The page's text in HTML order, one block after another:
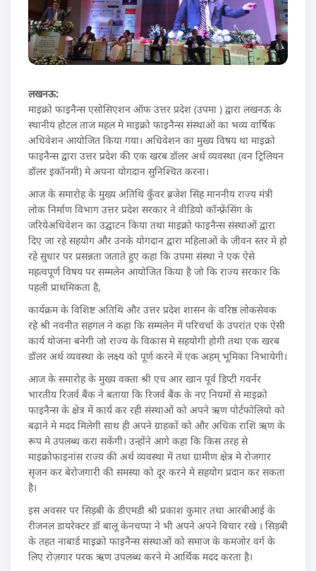
लखनऊ:
माइक्रो फाइनैन्स एसोसिएशन ऑफ उत्तर प्रदेश (उपमा ) द्वारा लखनऊ के
स्थानीय होटल ताज महल मे माइक्रो फाइनैन्स संस्थाओं का भव्य वार्षिक
अधिवेशन आयोजित किया गया। अधिवेशन का मुख्य विषय था माइक्रो
फाइनैन्स द्वारा उत्तर प्रदेश की एक खरब डॉलर अर्थ व्यवस्था (वन ट्रिलियन
डॉलर इकॉनमी) मे अपना योगदान सुनिश्चित करना।
आज के समारोह के मुख्य अतिथि कुँवर ब्रजेश सिंह माननीय राज्य मंत्री
लोक निर्माण विभाग उत्तर प्रदेश सरकार ने वीडियो कॉन्फ़्रेंसिंग के
जरियेअधिवेशन का उद्घाटन किया तथा माइक्रो फाइनैन्स संस्थाओं द्वारा
दिए जा रहे सहयोग और उनके योगदान द्वारा महिलाओं के जीवन स्तर मे हो
रहे सुधार पर प्रसन्नता जताते हुए कहा कि उपमा संस्था ने एक ऐसे
महत्वपूर्ण विषय पर सम्मलेन आयोजित किया है जो कि राज्य सरकार कि
पहली प्राथमिकता है,
कार्यक्रम के विशिष्ट अतिथि और उत्तर प्रदेश शासन के वरिष्ठ लोकसेवक
रहे श्री नवनीत सहगल ने कहा कि सम्मलेन में परिचर्चा के उपरांत एक ऐसी
कार्य योजना बनेगी जो राज्य के विकास मे सहयोगी होगी तथा एक खरब
डॉलर अर्थ व्यवस्था के लक्ष्य को पूर्ण करने में एक अहम् भूमिका निभायेगी।
आज के समारोह के मुख्य वक्ता श्री एच आर खान पूर्व डिप्टी गवर्नर
भारतीय रिजर्व बैंक ने बताया कि रिजर्व बैंक के नए नियमों से माइक्रो
फाइनैन्स के क्षेत्र में कार्य कर रही संस्थाओं को अपने ऋण पोर्टफोलियो को
बढ़ाने मे मदद मिलेगी साथ ही अपने ग्राहकों को और अधिक राशि ऋण के
रूप मे उपलब्ध करा सकेंगी। उन्होंने आगे कहा कि किस तरह से
माइक्रोफाइनांस राज्य की अर्थ व्यवस्था में तथा ग्रामीण क्षेत्र मे रोजगार
सृजन कर बेरोजगारी की समस्या को दूर करने मे सहयोग प्रदान कर सकता
है।
इस अवसर पर सिड़बी के डीएमडी श्री प्रकाश कुमार तथा आरबीआई के
रीजनल डायरेक्टर डॉ बालू केनचप्पा ने भी अपने अपने विचार रखे । सिड़बी
के तहत नाबार्ड माइक्रो फाइनैन्स संस्थाओं को समाज के कमजोर वर्ग के
लिए रोज़गार परक ऋण उपलब्ध करने मे आर्थिक मदद करता है।